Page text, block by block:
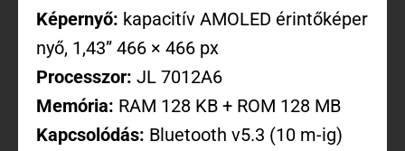
Képernyő: kapacitív AMOLED érintőképer
nyő, 1,43” 466 × 466 px
Processzor: JL 7012A6
Memória: RAM 128 KB + ROM 128 MB
Kapcsolódás: Bluetooth v5.3 (10 m-ig)